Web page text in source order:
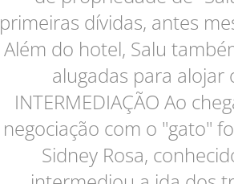
primeiras dívidas, antes
Além do hotel, Salu
alugadas para alojar
INTERMEDIAÇÃO Ao
negociação com o "gato"
Sidney Rosa,